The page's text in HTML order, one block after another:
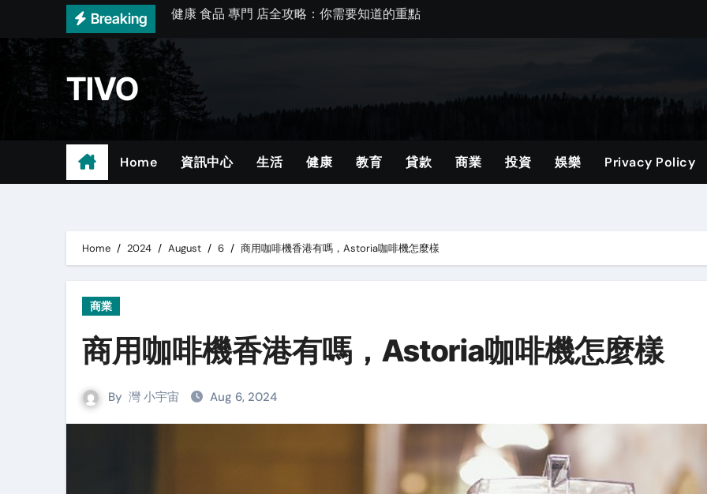
content
Breaking
港股買賣懶人包：從認識到選擇一次看
自願醫保標準計劃怎麼選？實用指南與貼士
關於手拿包，這篇一次說清楚
行政套房怎麼選？實用指南與貼士
香港 健身懶人包：從認識到選擇一次看
TIVO
Home 資訊中心 生活 健康 教育 貸款 商業 投資 娛樂 Privacy Policy
Home 2024 August 6 商用咖啡機香港有嗎，Astoria咖啡機怎麼樣
商業
商用咖啡機香港有嗎，Astoria咖啡機怎麼樣
By 灣 小宇宙 Aug 6, 2024